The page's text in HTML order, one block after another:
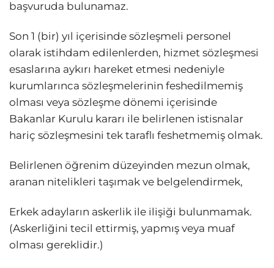
başvuruda bulunamaz.
Son 1 (bir) yıl içerisinde sözleşmeli personel
olarak istihdam edilenlerden, hizmet sözleşmesi
esaslarına aykırı hareket etmesi nedeniyle
kurumlarınca sözleşmelerinin feshedilmemiş
olması veya sözleşme dönemi içerisinde
Bakanlar Kurulu kararı ile belirlenen istisnalar
hariç sözleşmesini tek taraflı feshetmemiş olmak.
Belirlenen öğrenim düzeyinden mezun olmak,
aranan nitelikleri taşımak ve belgelendirmek,
Erkek adayların askerlik ile ilişiği bulunmamak.
(Askerliğini tecil ettirmiş, yapmış veya muaf
olması gereklidir.)